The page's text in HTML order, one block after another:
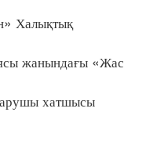
жанындағы «Жас
хатшысы